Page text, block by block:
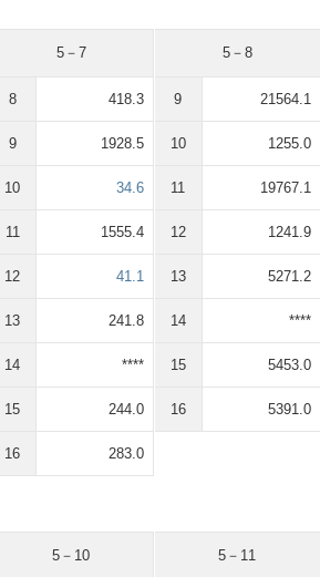
5－7
8 418.3
9 1928.5
10 34.6
11 1555.4
12 41.1
13 241.8
14 ****
15 244.0
16 283.0
5－8
9 21564.1
10 1255.0
11 19767.1
12 1241.9
13 5271.2
14 ****
15 5453.0
16 5391.0
5－10 5－11